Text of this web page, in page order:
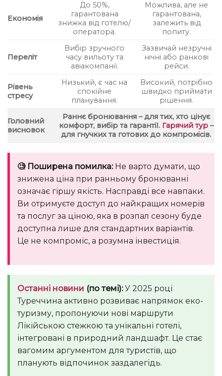
Економія
До 50%,
гарантована
знижка від готелю/
оператора.
Можлива, але не
гарантована,
залежить від
попиту.
Переліт
Вибір зручного
часу вильоту та
авіакомпанії.
Зазвичай незручні
нічні або ранкові
рейси.
Рівень
стресу
Низький, є час на
спокійне
планування.
Високий, потрібно
швидко приймати
рішення.
Головний
висновок
Раннє бронювання – для тих, хто цінує
комфорт, вибір та гарантії. Гарячий тур–
для гнучких та готових до компромісів.
🧐 Поширена помилка:Не варто думати, що
знижена ціна при ранньому бронюванні
означає гіршу якість. Насправді все навпаки.
Ви отримуєте доступ до найкращих номерів
та послуг за ціною, яка в розпал сезону буде
доступна лише для стандартних варіантів.
Це не компроміс, а розумна інвестиція.
Останні новини (по темі):У 2025 році
Туреччина активно розвиває напрямок еко-
туризму, пропонуючи нові маршрути
Лікійською стежкою та унікальні готелі,
інтегровані в природний ландшафт. Це стає
вагомим аргументом для туристів, що
планують відпочинок заздалегідь.